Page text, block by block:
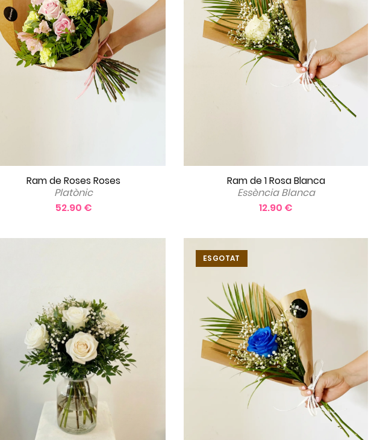
Ram de Roses Roses
Platònic
52.90 €
Ram de 1 Rosa Blanca
Essència Blanca
12.90 €
ESGOTAT